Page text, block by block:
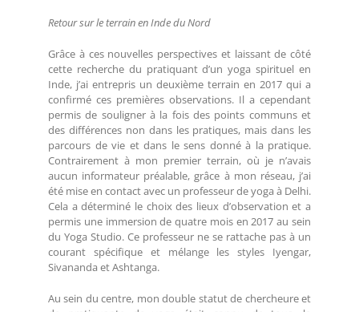
Retour sur le terrain en Inde du Nord
Grâce à ces nouvelles perspectives et laissant de côté
cette recherche du pratiquant d’un yoga spirituel en
Inde, j’ai entrepris un deuxième terrain en 2017 qui a
confirmé ces premières observations. Il a cependant
permis de souligner à la fois des points communs et
des différences non dans les pratiques, mais dans les
parcours de vie et dans le sens donné à la pratique.
Contrairement à mon premier terrain, où je n’avais
aucun informateur préalable, grâce à mon réseau, j’ai
été mise en contact avec un professeur de yoga à Delhi.
Cela a déterminé le choix des lieux d’observation et a
permis une immersion de quatre mois en 2017 au sein
du Yoga Studio. Ce professeur ne se rattache pas à un
courant spécifique et mélange les styles Iyengar,
Sivananda et Ashtanga.
Au sein du centre, mon double statut de chercheure et